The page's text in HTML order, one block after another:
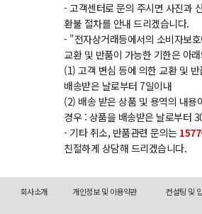
- 고객센터로 문의 주시면 사진과
환불 절차를 안내 드리겠습니다.
- "전자상거래등에서의 소비자보
교환 및 반품이 가능한 기한은 아
(1) 고객 변심 등에 의한 교환 및
배송받은 날로부터 7일이내
(2) 배송 받은 상품 및 용역의 내용
경우 : 상품을 배송받은 날로부터
- 기타 취소, 반품관련 문의는
친절하게 상담해 드리겠습니다.
회사소개 개인정보 및 이용약관 컨설팅 및